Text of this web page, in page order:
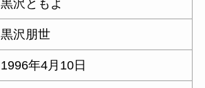
黒沢ともよ
黒沢朋世
1996年4月10日